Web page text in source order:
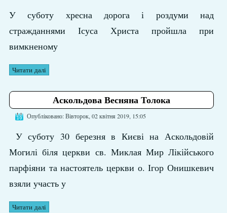
У суботу хресна дорога і роздуми над
стражданнями Ісуса Христа пройшла при
вимкненому
Читати далі
Аскольдова Весняна Толока
Опубліковано: Вівторок, 02 квітня 2019, 15:05
У суботу 30 березня в Києві на Аскольдовій
Могилі біля церкви св. Миклая Мир Лікійського
парфіяни та настоятель церкви о. Ігор Онишкевич
взяли участь у
Читати далі